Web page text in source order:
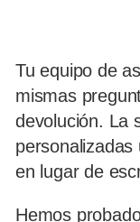
Tu equipo de
mismas
devolución. La
en lugar de
Hemos